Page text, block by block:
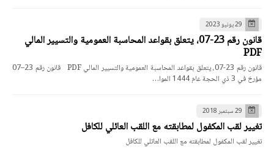
29 يونيو 2023
قانون رقم 23-07، يتعلق بقواعد المحاسبة العمومية والتسيير المالي
PDF
قانون رقم 23-07، يتعلق بقواعد المحاسبة العمومية والتسيير المالي PDF قانون رقم 23–07
مؤرخ في 3 ذي الحجة عام 1444 الموا…
29 سبتمبر 2018
تغيير لقب المكفول لمطابقته مع اللقب العائلي للكافل
تغيير لقب المكفول لمطابقته مع اللقب العائلي للكافل